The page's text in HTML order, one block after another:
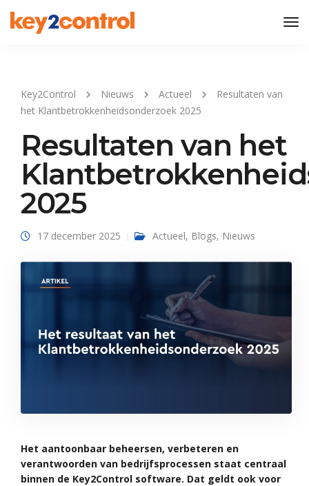
Key2Control Nieuws Actueel
Resultaten van
het Klantbetrokkenheidsonderzoek 2025
Resultaten van het
2025
17 december 2025 Actueel, Blogs, Nieuws
Het aantoonbaar beheersen, verbeteren en
verantwoorden van bedrijfsprocessen staat centraal
binnen de Key2Control software. Dat geldt ook voor